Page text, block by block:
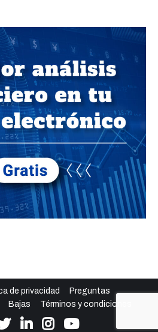
de privacidad
Preguntas
Bajas Términos y condiciones